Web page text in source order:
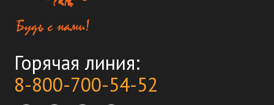
Горячая линия:
8-800-700-54-52